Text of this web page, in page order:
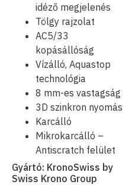
idéző megjelenés
Tölgy rajzolat
AC5/33
kopásállóság
Vízálló, Aquastop
technológia
8 mm-es vastagság
3D szinkron nyomás
Karcálló
Mikrokarcálló –
Antiscratch felület
Gyártó: KronoSwiss by
Swiss Krono Group